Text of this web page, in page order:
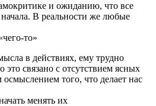
и ожиданию, что все
В реальности же любые
то»
в действиях, ему трудно
связано с отсутствием ясных
того, что делает нас
менять их